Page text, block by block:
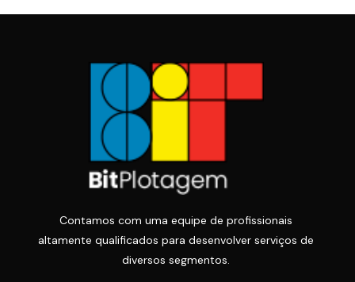
Contamos com uma equipe de profissionais
altamente qualificados para desenvolver serviços de
diversos segmentos.